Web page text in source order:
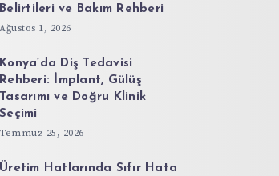
Belirtileri ve Bakım Rehberi
Ağustos 1, 2026
Konya’da Diş Tedavisi
Rehberi: İmplant, Gülüş
Tasarımı ve Doğru Klinik
Seçimi
Temmuz 25, 2026
Üretim Hatlarında Sıfır Hata